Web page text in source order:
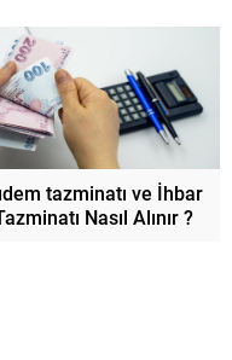
tazminatı ve İhbar
Nasıl Alınır ?